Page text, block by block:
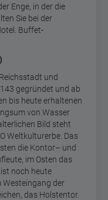
Enge, in der die
Sie bei der
Buffet-
und
gegründet und ab
bis heute erhaltenen
von Wasser
Bild steht
Weltkulturerbe. Das
die Kontor– und
im Osten das
noch heute
Westeingang der
das Holstentor.